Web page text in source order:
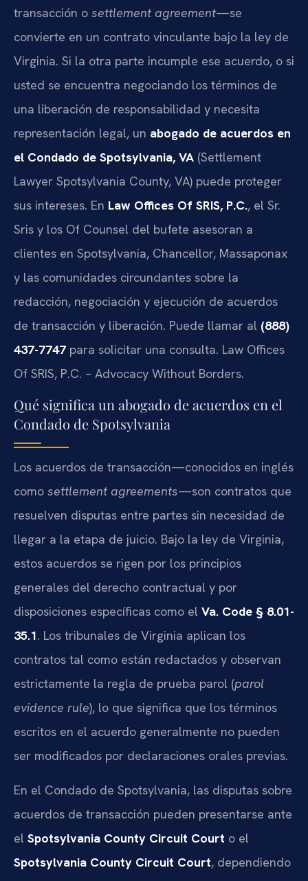
transacción o settlement agreement—se
convierte en un contrato vinculante bajo la ley de
Virginia. Si la otra parte incumple ese acuerdo, o si
usted se encuentra negociando los términos de
una liberación de responsabilidad y necesita
representación legal, un abogado de acuerdos en
el Condado de Spotsylvania, VA (Settlement
Lawyer Spotsylvania County, VA) puede proteger
sus intereses. En Law Offices Of SRIS, P.C., el Sr.
Sris y los Of Counsel del bufete asesoran a
clientes en Spotsylvania, Chancellor, Massaponax
y las comunidades circundantes sobre la
redacción, negociación y ejecución de acuerdos
de transacción y liberación. Puede llamar al (888)
437-7747 para solicitar una consulta. Law Offices
Of SRIS, P.C. – Advocacy Without Borders.
Qué significa un abogado de acuerdos en el
Condado de Spotsylvania
Los acuerdos de transacción—conocidos en inglés
como settlement agreements—son contratos que
resuelven disputas entre partes sin necesidad de
llegar a la etapa de juicio. Bajo la ley de Virginia,
estos acuerdos se rigen por los principios
generales del derecho contractual y por
disposiciones específicas como el Va. Code § 8.01-
35.1. Los tribunales de Virginia aplican los
contratos tal como están redactados y observan
estrictamente la regla de prueba parol (parol
evidence rule), lo que significa que los términos
escritos en el acuerdo generalmente no pueden
ser modificados por declaraciones orales previas.
En el Condado de Spotsylvania, las disputas sobre
acuerdos de transacción pueden presentarse ante
el Spotsylvania County Circuit Court o el
Spotsylvania County Circuit Court, dependiendo